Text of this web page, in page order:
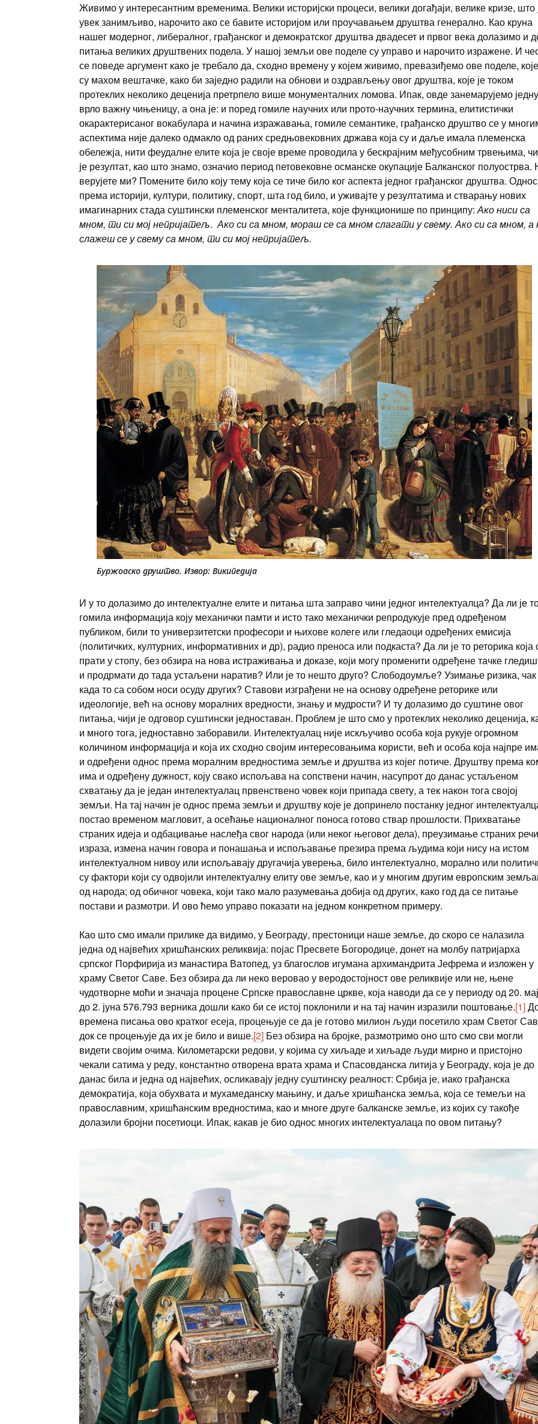
Живимо у интересантним временима. Велики историјски процеси, велики догађаји, велике кризе, што
увек занимљиво, нарочито ако се бавите историјом или проучавањем друштва генерално. Као круна
нашег модерног, либералног, грађанског и демократског друштва двадесет и првог века долазимо и
питања великих друштвених подела. У нашој земљи ове поделе су управо и нарочито изражене. И
се поведе аргумент како је требало да, сходно времену у којем живимо, превазиђемо ове поделе, које
су махом вештачке, како би заједно радили на обнови и оздрављењу овог друштва, које је током
протеклих неколико деценија претрпело више монументалних ломова. Ипак, овде занемарујемо једну
врло важну чињеницу, а она је: и поред гомиле научних или прото-научних термина, елитистички
окарактерисаног вокабулара и начина изражавања, гомиле семантике, грађанско друштво се у
аспектима није далеко одмакло од раних средњовековних држава која су и даље имала племенска
обележја, нити феудалне елите која је своје време проводила у бескрајним међусобним трвењима,
је резултат, као што знамо, означио период петовековне османске окупације Балканског полуострва.
верујете ми? Помените било коју тему која се тиче било ког аспекта једног грађанског друштва. Однос
према историји, култури, политику, спорт, шта год било, и уживајте у резултатима и стварању нових
имагинарних стада суштински племенског менталитета, које функционише по принципу:Ако ниси са
мном, ти си мој непријатељ.Ако си са мном, мораш се са мном слагати у свему. Ако си са мном, а
слажеш се у свему са мном, ти си мој непријатељ.
Буржоаско друштво. Извор: Википедија
И у то долазимо до интелектуалне елите и питања шта заправо чини једног интелектуалца? Да ли је
гомила информација коју механички памти и исто тако механички репродукује пред одређеном
публиком, били то универзитетски професори и њихове колеге или гледаоци одређених емисија
(политичких, културних, информативних и др), радио преноса или подкаста? Да ли је то реторика која
прати у стопу, без обзира на нова истраживања и доказе, који могу променити одређене тачке
и продрмати до тада устаљени наратив? Или је то нешто друго? Слободоумље? Узимање ризика, чак
када то са собом носи осуду других? Ставови изграђени не на основу одређене реторике или
идеологије, већ на основу моралних вредности, знању и мудрости? И ту долазимо до суштине овог
питања, чији је одговор суштински једноставан. Проблем је што смо у протеклих неколико деценија,
и много тога, једноставно заборавили. Интелектуалац није искључиво особа која рукује огромном
количином информација и која их сходно својим интересовањима користи, већ и особа која најпре
и одређени однос према моралним вредностима земље и друштва из којег потиче. Друштву према
има и одређену дужност, коју свако испољава на сопствени начин, насупрот до данас устаљеном
схватању да је један интелектуалац првенствено човек који припада свету, а тек након тога својој
земљи. На тај начин је однос према земљи и друштву које је допринело постанку једног
постао временом магловит, а осећање националног поноса готово ствар прошлости. Прихватање
страних идеја и одбацивање наслеђа свог народа (или неког његовог дела), преузимање страних
израза, измена начин говора и понашања и испољавање презира према људима који нису на истом
интелектуалном нивоу или испољавају другачија уверења, било интелектуално, морално или
су фактори који су одвојили интелектуалну елиту ове земље, као и у многим другим европским
од народа; од обичног човека, који тако мало разумевања добија од других, како год да се питање
постави и размотри. И ово ћемо управо показати на једном конкретном примеру.
Као што смо имали прилике да видимо, у Београду, престоници наше земље, до скоро се налазила
једна од највећих хришћанских реликвија: појас Пресвете Богородице, донет на молбу патријарха
српског Порфирија из манастира Ватопед, уз благослов игумана архимандрита Јефрема и изложен у
храму Светог Саве. Без обзира да ли неко веровао у веродостојност ове реликвије или не, њене
чудотворне моћи и значаја процене Српске православне цркве, која наводи да се у периоду од 20.
до 2. јуна 576.793 верника дошли како би се истој поклонили и на тај начин изразили поштовање.[1]
времена писања ово кратког есеја, процењује се да је готово милион људи посетило храм Светог
док се процењује да их је било и више.[2] Без обзира на бројке, размотримо оно што смо сви могли
видети својим очима. Километарски редови, у којима су хиљаде и хиљаде људи мирно и пристојно
чекали сатима у реду, константно отворена врата храма и Спасовданска литија у Београду, која је до
данас била и једна од највећих, осликавају једну суштинску реалност: Србија је, иако грађанска
демократија, која обухвата и мухамеданску мањину, и даље хришћанска земља, која се темељи на
православним, хришћанским вредностима, као и многе друге балканске земље, из којих су такође
долазили бројни посетиоци. Ипак, какав је био однос многих интелектуалаца по овом питању?